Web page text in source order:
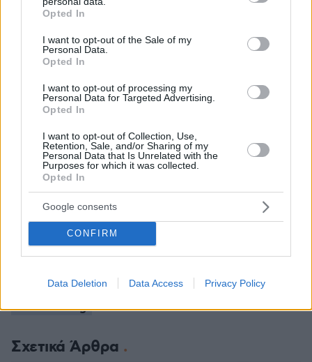
grant or deny consent to Google and its third-party tags to
use your data for below specified purposes in below Google
consent section.
Opted In
I want to opt-out of the Sale of my
Personal Data.
Opted In
I want to opt-out of processing my
Personal Data for Targeted Advertising.
Opted In
I want to opt-out of Collection, Use,
Retention, Sale, and/or Sharing of my
Personal Data that Is Unrelated with the
Purposes for which it was collected.
Opted In
Google consents
CONFIRM
Data Deletion Data Access Privacy Policy
Βαρβιτσιώτης: Καμιά ανοχή σε αυταρχικούς
ηγέτες που θέλουν να επαναχαράξουν τα
σύνορα
Φωτιά σε λεωφορείο που μετέφερε μαθητές
«Είμαστε σε κρίσιμο σταυροδρόμι για
συμφωνία με τη Ρωσία» λέει το Κίεβο
Σχετικά Άρθρα
Ακολουθήστε τοprotothema.gr στο Google News
και μάθετε πρώτοι όλες τις ειδήσεις
Δείτε όλες τις τελευταίες Ειδήσεις
και τον Κόσμο, τη στιγμή που συμβαίνουν, στο
Protothema.gr